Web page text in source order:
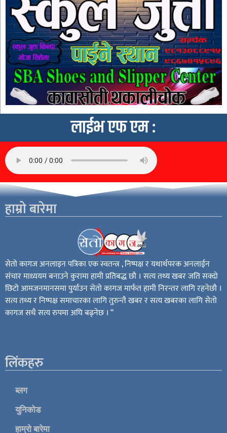
लाईभ एफ एम :
हाम्रो बारेमा
सेतो कागज अनलाइन पत्रिका एक स्वतन्त्र , निष्पक्ष र यथार्थपरक अनलाईन
संचार माध्ययम बनाउने कुरामा हामी प्रतिबद्ध छौ । सत्य तथ्य खबर जति सक्दो
छिटो आमजनमानसमा पुर्याउन सेतो कागज मार्फत हामी निरन्तर लागि रहनेछौ ।
सत्य तथ्य र निष्पक्ष समाचारका लागि तुरुन्तै खबर र सत्य खबरका लागि सेतो
कागज सधै सत्य रुपमा अघि बढ्नेछ । “
लिंकहरु
ब्लग
युनिकोड
हाम्रो बारेमा